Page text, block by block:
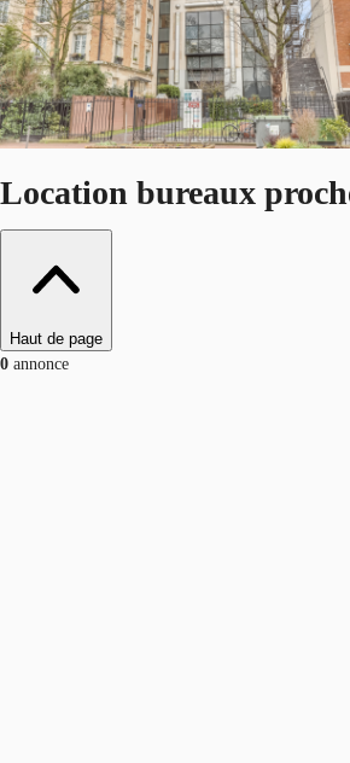
Location bureaux
Haut de page
0 annonce